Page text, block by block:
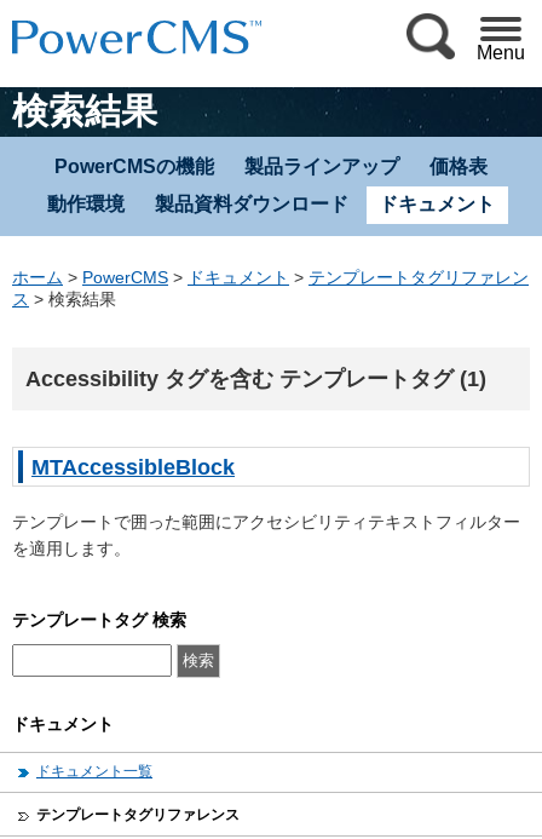
Menu
検索結果
PowerCMSの機能 製品ラインアップ
価格表
動作環境
製品資料ダウンロード ドキュメント
ホーム > PowerCMS > ドキュメント > テンプレートタグリファレン
ス > 検索結果
Accessibility タグを含む テンプレートタグ (1)
MTAccessibleBlock
テンプレートで囲った範囲にアクセシビリティテキストフィルター
を適用します。
テンプレートタグ 検索
ドキュメント
ドキュメント一覧
テンプレートタグリファレンス